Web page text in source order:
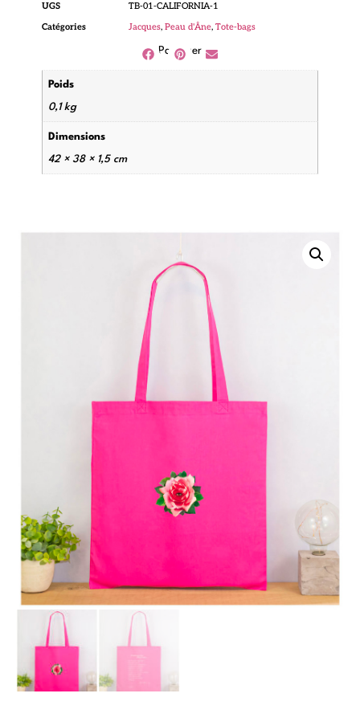
UGS
TB-01-CALIFORNIA-1
Catégories
Jacques, Peau d'Âne, Tote-bags
Partager
Poids
0,1 kg
Dimensions
42 × 38 × 1,5 cm